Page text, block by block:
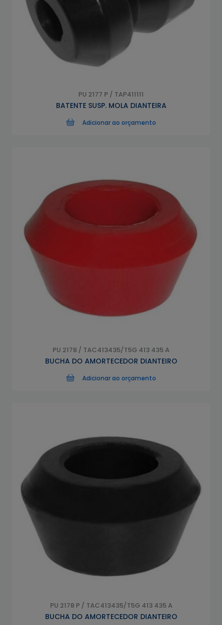
PU 2177 P / TAP411111
BATENTE SUSP. MOLA DIANTEIRA
Adicionar ao orçamento
PU 2178 / TAC413435/T5G 413 435 A
BUCHA DO AMORTECEDOR DIANTEIRO
Adicionar ao orçamento
PU 2178 P / TAC413435/T5G 413 435 A
BUCHA DO AMORTECEDOR DIANTEIRO